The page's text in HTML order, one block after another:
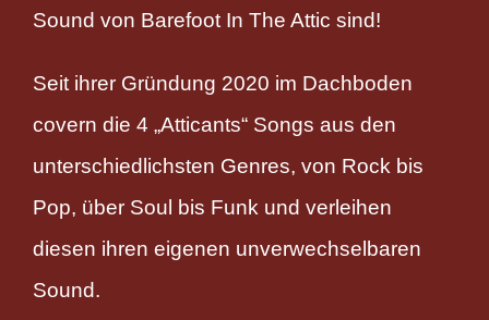
Sound von Barefoot In The Attic sind!
Seit ihrer Gründung 2020 im Dachboden
covern die 4 „Atticants“ Songs aus den
unterschiedlichsten Genres, von Rock bis
Pop, über Soul bis Funk und verleihen
diesen ihren eigenen unverwechselbaren
Sound.